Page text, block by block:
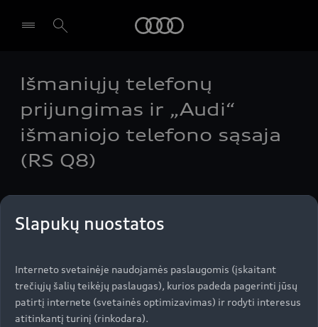
Pasirinkti atstovybę
Išmaniųjų telefonų
prijungimas ir „Audi“
išmaniojo telefono sąsaja
(RS Q8)
Naudokite svarbias išmaniojo telefono funkcijas
sistema, kuri palaiko „Apple CarPlay“ ir „Android
Auto“. Jums tereikia prijungti savo išmanųjį prie
automobilio.
Slapukų nuostatos
Interneto svetainėje naudojamės paslaugomis (įskaitant
trečiųjų šalių teikėjų paslaugas), kurios padeda pagerinti jūsų
patirtį internete (svetainės optimizavimas) ir rodyti interesus
atitinkantį turinį (rinkodara).